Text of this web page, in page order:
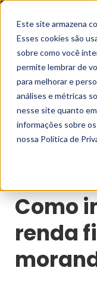
Este site armazena
Esses cookies são
sobre como você
permite lembrar de
para melhorar e
análises e métricas
nesse site quanto
informações sobre
nossa Política de
Como
renda